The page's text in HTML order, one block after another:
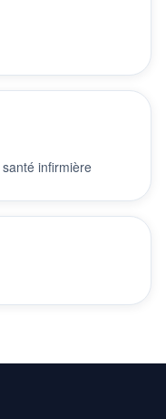
infirmière